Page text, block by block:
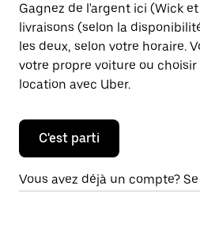
Gagnez de l'argent ici (Wick
livraisons (selon la
les deux, selon votre horaire.
votre propre voiture ou
location avec Uber.
C'est parti
Vous avez déjà un compte?